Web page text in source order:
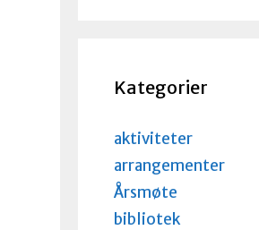
Kategorier
aktiviteter
arrangementer
Årsmøte
bibliotek